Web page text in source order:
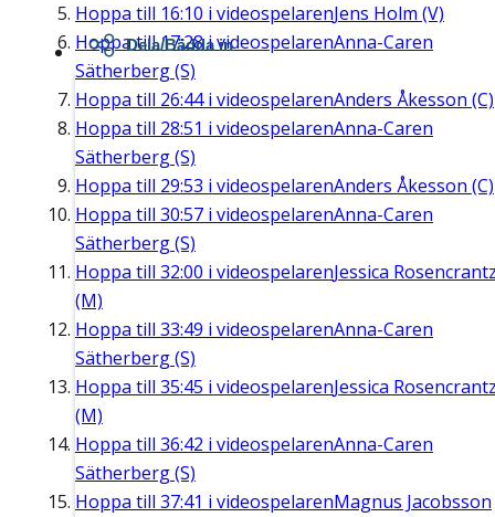
Hoppa till 16:10 i videospelarenJens Holm (V)
Hoppa till17:28i videospelarenAnna-Caren
Sätherberg (S)
Hoppa till 26:44i videospelarenAnders Åkesson (C)
Hoppa till 28:51 i videospelarenAnna-Caren
Sätherberg (S)
Hoppa till 29:53 i videospelarenAnders Åkesson (C)
Hoppa till 30:57 i videospelarenAnna-Caren
Sätherberg (S)
Hoppa till 32:00 i videospelarenJessica
(M)
Hoppa till 33:49 i videospelarenAnna-Caren
Sätherberg (S)
Hoppa till 35:45 i videospelarenJessica
(M)
Hoppa till 36:42 i videospelarenAnna-Caren
Sätherberg (S)
Hoppa till 37:41 i videospelarenMagnus Jacobsson
Dela/Bädda in